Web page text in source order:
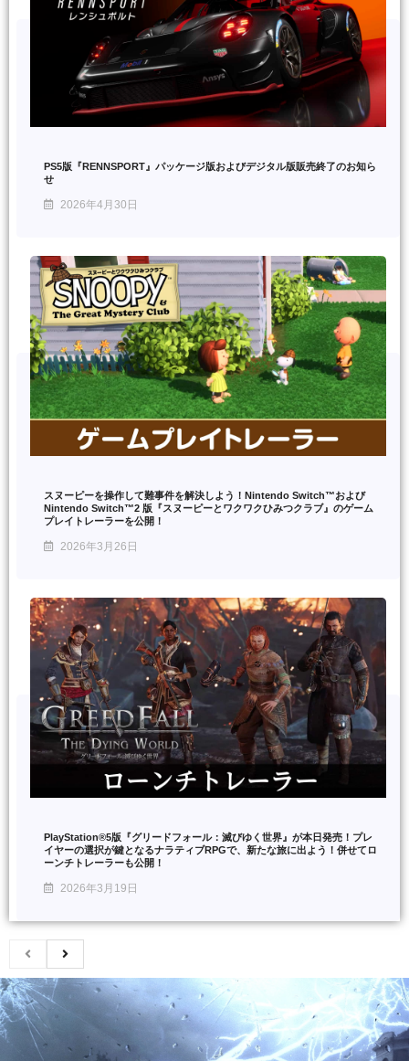
PS5版『RENNSPORT』パッケージ版およびデジタル版販売終了のお知ら
せ
2026年4月30日
スヌーピーを操作して難事件を解決しよう！Nintendo Switch™および
Nintendo Switch™2 版『スヌーピーとワクワクひみつクラブ』のゲーム
プレイトレーラーを公開！
2026年3月26日
PlayStation®5版『グリードフォール：滅びゆく世界』が本日発売！プレ
イヤーの選択が鍵となるナラティブRPGで、新たな旅に出よう！併せてロ
ーンチトレーラーも公開！
2026年3月19日